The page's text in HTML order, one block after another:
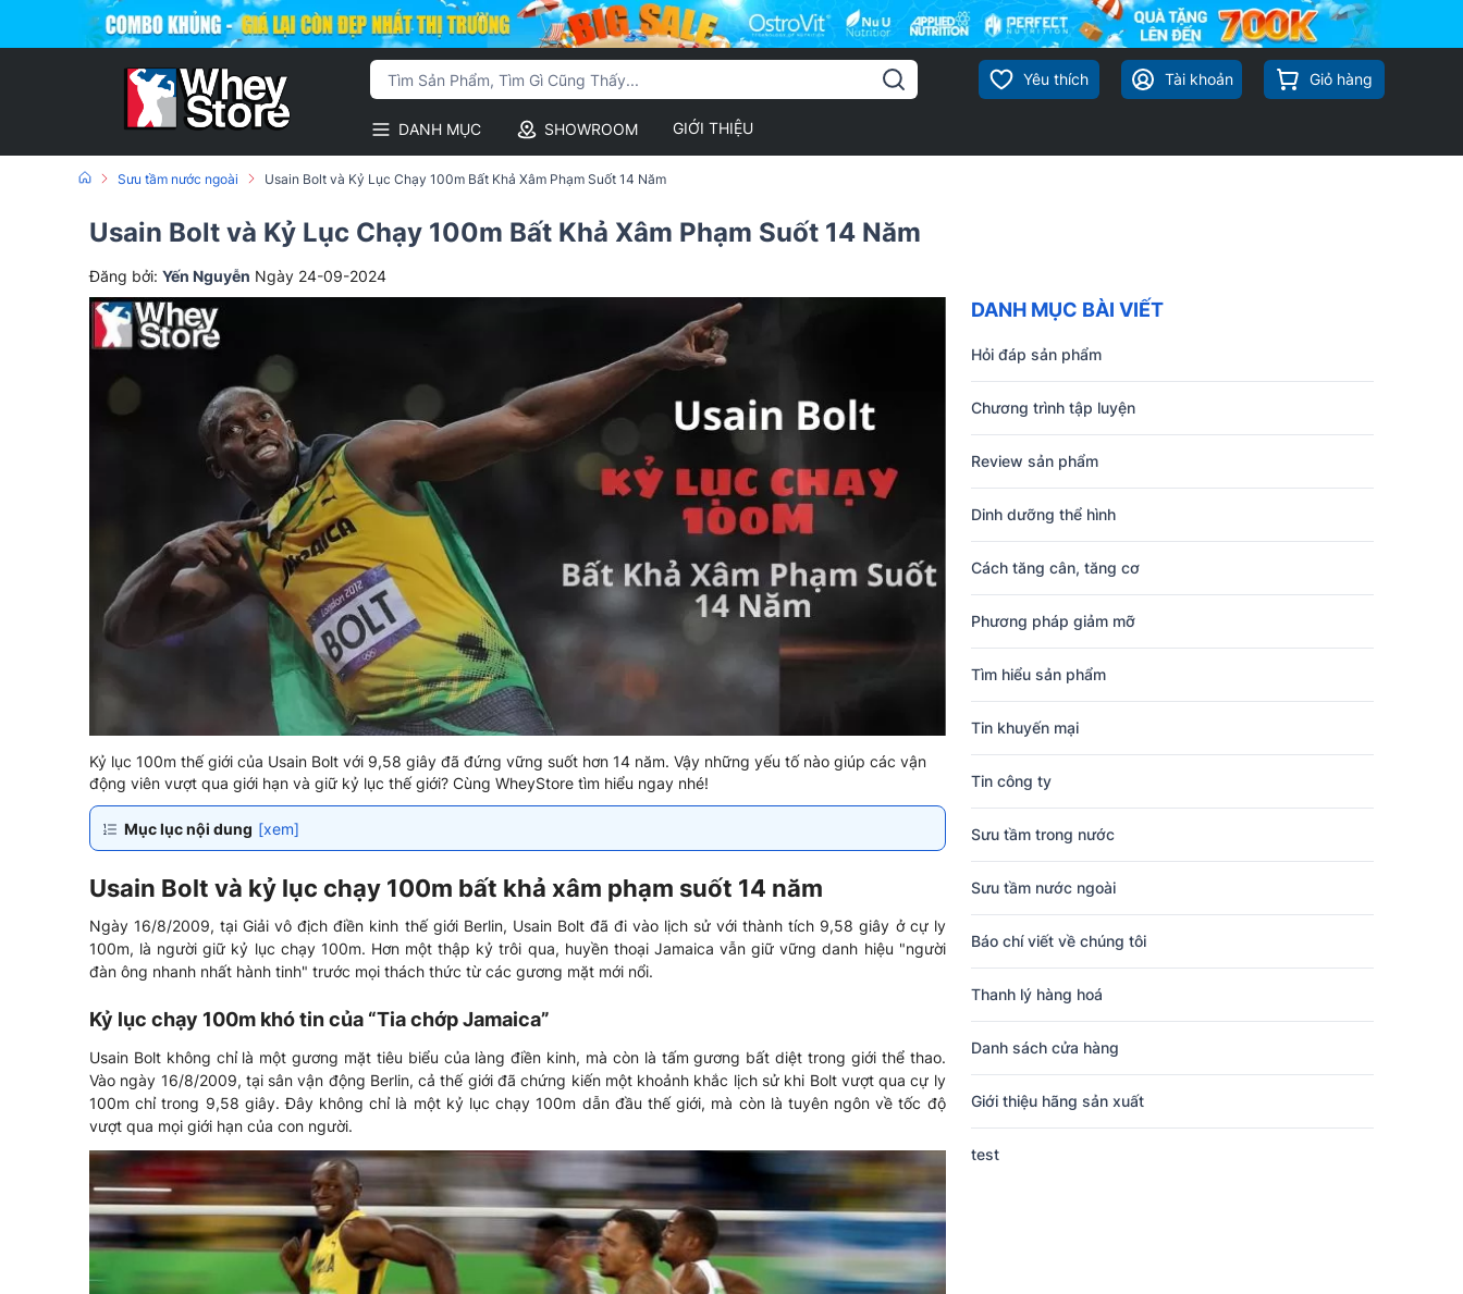
Yêu thích Tài khoản Giỏ hàng
DANH MỤC SHOWROOM GIỚI THIỆU
Sưu tầm nước ngoài Usain Bolt và Kỷ Lục Chạy 100m Bất Khả Xâm Phạm Suốt 14 Năm
Usain Bolt và Kỷ Lục Chạy 100m Bất Khả Xâm Phạm Suốt 14 Năm
Đăng bởi: Yến Nguyễn Ngày 24-09-2024
Kỷ lục 100m thế giới của Usain Bolt với 9,58 giây đã đứng vững suốt hơn 14 năm. Vậy những yếu tố nào giúp các vận
động viên vượt qua giới hạn và giữ kỷ lục thế giới? Cùng WheyStore tìm hiểu ngay nhé!
Mục lục nội dung [xem]
Usain Bolt và kỷ lục chạy 100m bất khả xâm phạm suốt 14 năm
Ngày 16/8/2009, tại Giải vô địch điền kinh thế giới Berlin, Usain Bolt đã đi vào lịch sử với thành tích 9,58 giây ở cự ly
100m, là người giữ kỷ lục chạy 100m. Hơn một thập kỷ trôi qua, huyền thoại Jamaica vẫn giữ vững danh hiệu "người
đàn ông nhanh nhất hành tinh" trước mọi thách thức từ các gương mặt mới nổi.
Kỷ lục chạy 100m khó tin của “Tia chớp Jamaica”
Usain Bolt không chỉ là một gương mặt tiêu biểu của làng điền kinh, mà còn là tấm gương bất diệt trong giới thể thao.
Vào ngày 16/8/2009, tại sân vận động Berlin, cả thế giới đã chứng kiến một khoảnh khắc lịch sử khi Bolt vượt qua cự ly
100m chỉ trong 9,58 giây. Đây không chỉ là một kỷ lục chạy 100m dẫn đầu thế giới, mà còn là tuyên ngôn về tốc độ
vượt qua mọi giới hạn của con người.
DANH MỤC BÀI VIẾT
Hỏi đáp sản phẩm
Chương trình tập luyện
Review sản phẩm
Dinh dưỡng thể hình
Cách tăng cân, tăng cơ
Phương pháp giảm mỡ
Tìm hiểu sản phẩm
Tin khuyến mại
Tin công ty
Sưu tầm trong nước
Sưu tầm nước ngoài
Báo chí viết về chúng tôi
Thanh lý hàng hoá
Danh sách cửa hàng
Giới thiệu hãng sản xuất
test